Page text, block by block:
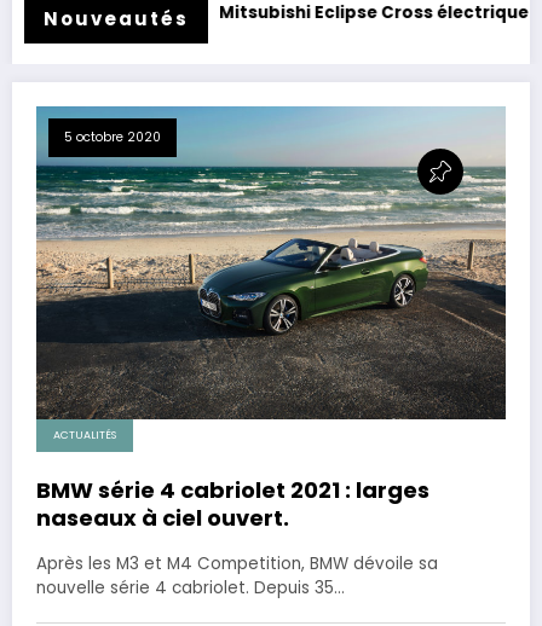
Nouveautés
Essai Mitsubishi Eclipse Cross électrique 2026 : clone de
5 octobre 2020
ACTUALITÉS
BMW série 4 cabriolet 2021 : larges
naseaux à ciel ouvert.
Après les M3 et M4 Competition, BMW dévoile sa
nouvelle série 4 cabriolet. Depuis 35…